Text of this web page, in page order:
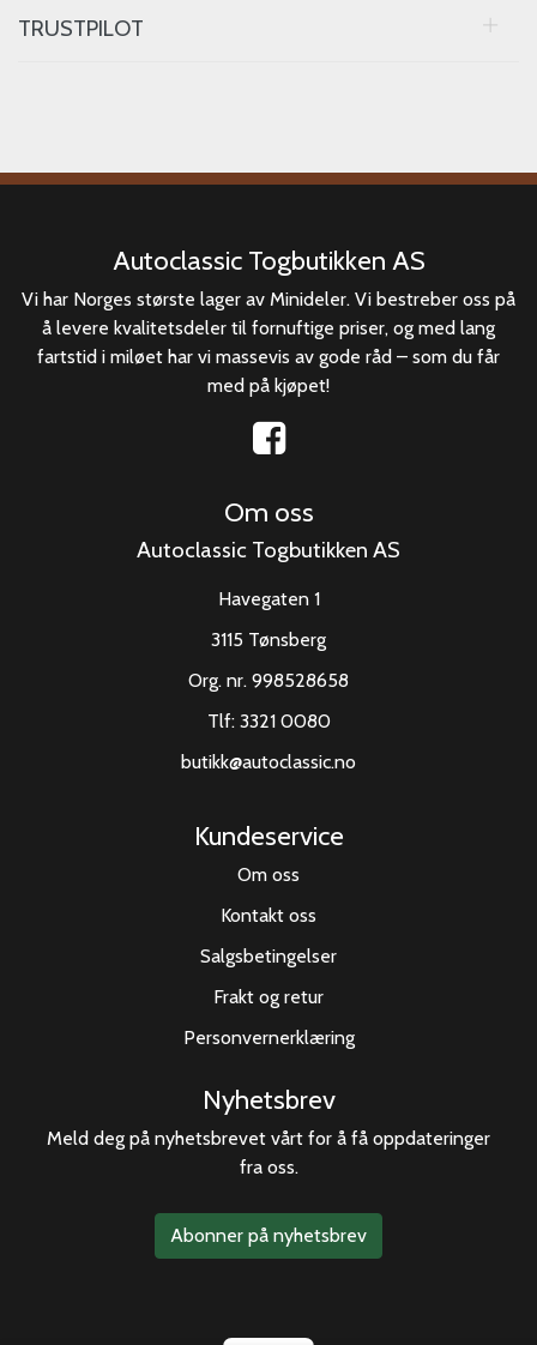
TRUSTPILOT
Autoclassic Togbutikken AS
Vi har Norges største lager av Minideler. Vi bestreber oss på
å levere kvalitetsdeler til fornuftige priser, og med lang
fartstid i miløet har vi massevis av gode råd – som du får
med på kjøpet!
Om oss
Autoclassic Togbutikken AS
Havegaten 1
3115 Tønsberg
Org. nr. 998528658
Tlf: 3321 0080
butikk@autoclassic.no
Kundeservice
Om oss
Kontakt oss
Salgsbetingelser
Frakt og retur
Personvernerklæring
Nyhetsbrev
Meld deg på nyhetsbrevet vårt for å få oppdateringer
fra oss.
Abonner på nyhetsbrev